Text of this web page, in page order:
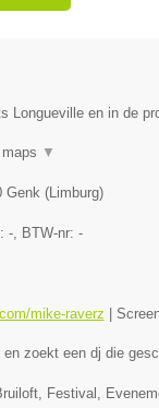
Longueville en in de
▼
Genk(Limburg)
-, BTW-nr: -
mike-raverz
zoekt een dj die
Festival,